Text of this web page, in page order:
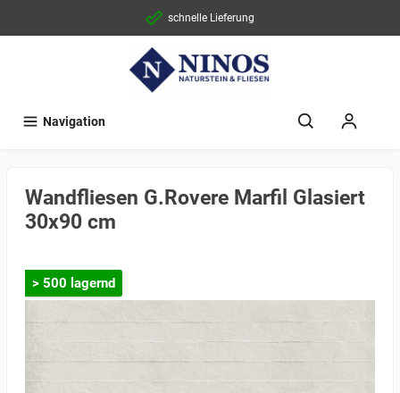
schnelle Lieferung
Navigation
Wandfliesen G.Rovere Marfil Glasiert
30x90 cm
> 500 lagernd